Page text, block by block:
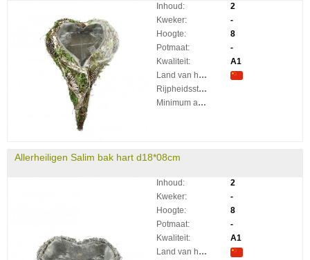
Inhoud:
2
Kweker:
-
Hoogte:
8
Potmaat:
-
Kwaliteit:
A1
Land van herkomst:
Rijpheidsstadium:
Minimum aantal takken per plant:
Allerheiligen Salim bak hart d18*08cm
Inhoud:
2
Kweker:
-
Hoogte:
8
Potmaat:
-
Kwaliteit:
A1
Land van herkomst: